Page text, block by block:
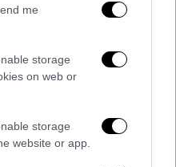
me
storage
on web or
storage
website or app.
Άμυνας του Κατάρ
βλάβης» στη
χωρίς να
ελικοπτέρου ή τη